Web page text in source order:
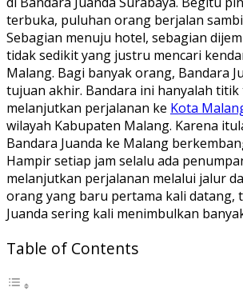
terbuka, puluhan orang berjalan
Sebagian menuju hotel, sebagian
tidak sedikit yang justru mencari
Malang. Bagi banyak orang, Bandara
tujuan akhir. Bandara ini hanyalah
melanjutkan perjalanan ke Kota
wilayah Kabupaten Malang. Karena
Bandara Juanda ke Malang
Hampir setiap jam selalu ada
melanjutkan perjalanan melalui jalur
orang yang baru pertama kali datang,
Juanda sering kali menimbulkan
Table of Contents